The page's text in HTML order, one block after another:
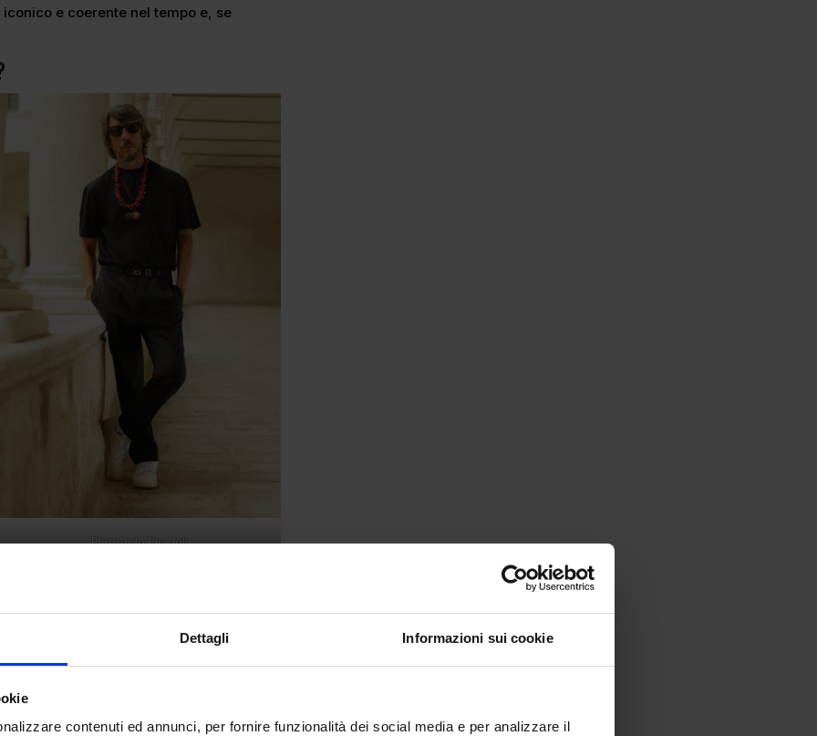
Dettagli Informazioni sui cookie
contenuti ed annunci, per fornire funzionalità dei social media e per analizzare il
e coerente nel tempo e, se
Pierpaolo Piccioli
blalck per presentarsi alla fine delle
Gucci oPierpaolo Picciolida
il vezzo delle sneakers bianche e
il colore di
immaginario iconico attorno al suo
una vera e propria divisa fatta di pezzi
, per citarne uno, indossa sempre jeans,